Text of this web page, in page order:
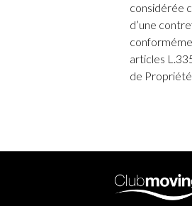
considérée
d’une
articles
de